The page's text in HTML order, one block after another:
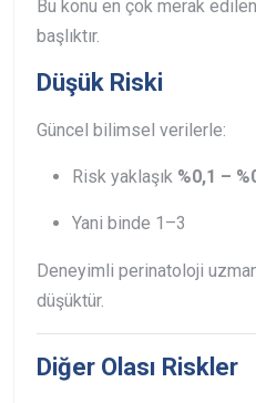
Bu konu en çok merak
başlıktır.
Düşük Riski
Güncel bilimsel verilerle:
Risk yaklaşık %0,1 –
Yani binde 1–3
Deneyimli perinatoloji
düşüktür.
Diğer Olası Riskler